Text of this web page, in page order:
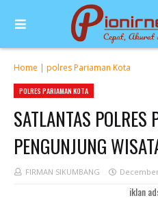
Home | polres Pariaman Kota
POLRES PARIAMAN KOTA
SATLANTAS
PENGUNJUNG
FIRMAN SIKUMBANG
iklan